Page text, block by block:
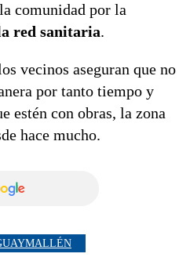
comunidad por la
red sanitaria.
vecinos aseguran que no
por tanto tiempo y
estén con obras, la zona
hace mucho.